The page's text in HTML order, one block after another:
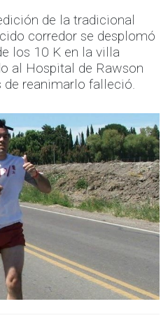
de la tradicional
corredor se desplomó
los 10 K en la villa
al Hospital de Rawson
de reanimarlo falleció.